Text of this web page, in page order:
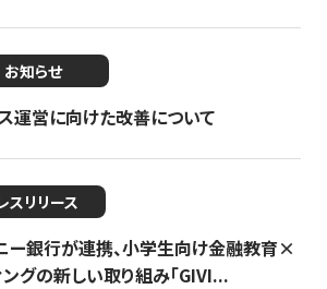
お知らせ
運営に向けた改善について
スリリース
ー銀行が連携、小学生向け金融教育×
ングの新しい取り組み「GIVI...